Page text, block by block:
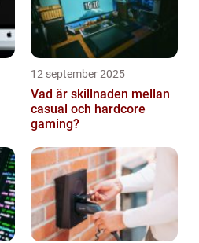
12 september 2025
Vad är skillnaden mellan
casual och hardcore
gaming?